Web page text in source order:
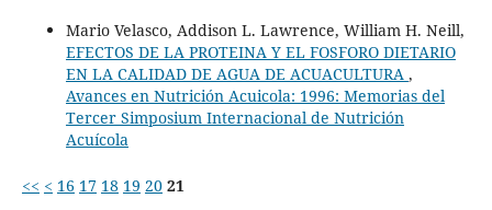
Mario Velasco, Addison L. Lawrence, William H. Neill,
EFECTOS DE LA PROTEINA Y EL FOSFORO DIETARIO
EN LA CALIDAD DE AGUA DE ACUACULTURA ,
Avances en Nutrición Acuicola: 1996: Memorias del
Tercer Simposium Internacional de Nutrición
Acuícola
<< < 16 17 18 19 20 21